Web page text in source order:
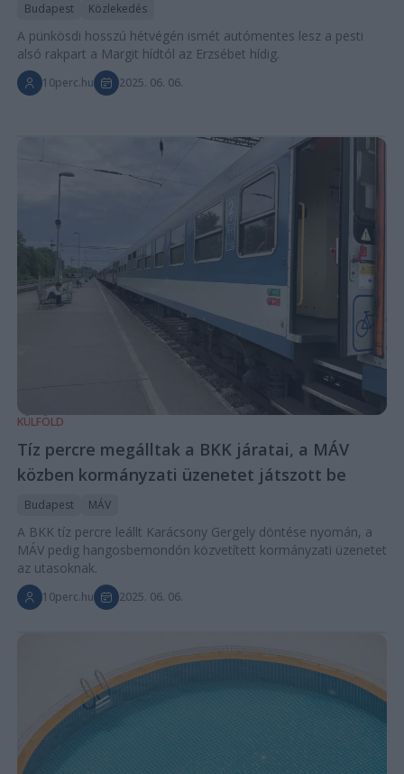
Budapest Közlekedés
A pünkösdi hosszú hétvégén ismét autómentes lesz a pesti
alsó rakpart a Margit hídtól az Erzsébet hídig.
10perc.hu 2025. 06. 06.
KÜLFÖLD
Tíz percre megálltak a BKK járatai, a MÁV
közben kormányzati üzenetet játszott be
Budapest MÁV
A BKK tíz percre leállt Karácsony Gergely döntése nyomán, a
MÁV pedig hangosbemondón közvetített kormányzati üzenetet
az utasoknak.
10perc.hu 2025. 06. 06.